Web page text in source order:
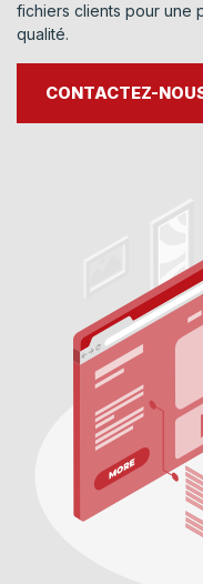
fichiers clients pour une
qualité.
CONTACTEZ-